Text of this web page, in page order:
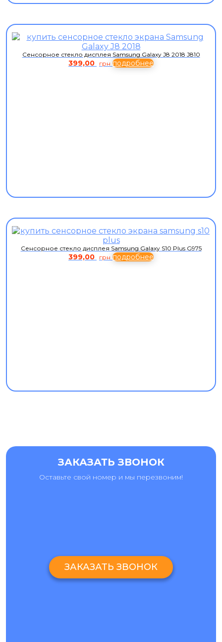
Сенсорное стекло дисплея Samsung Galaxy J8 2018 J810
399,00 грн подробнее
Сенсорное стекло дисплея Samsung Galaxy S10 Plus G975
399,00 грн подробнее
ЗАКАЗАТЬ ЗВОНОК
Оставьте свой номер и мы перезвоним!
ЗАКАЗАТЬ ЗВОНОК